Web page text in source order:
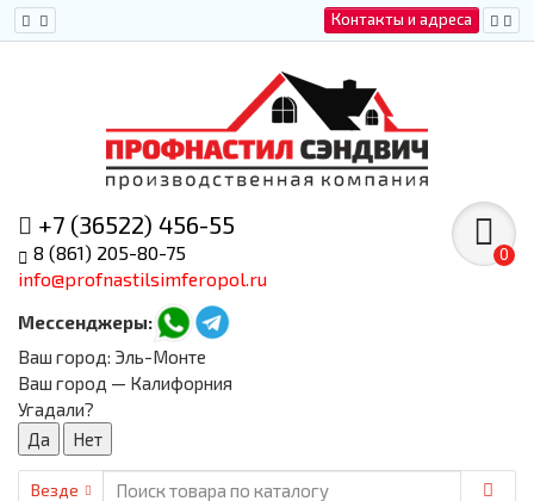
Контакты и адреса
+7 (36522) 456-55
8 (861) 205-80-75
info@profnastilsimferopol.ru
Мессенджеры:
0
Ваш город: Эль-Монте
Ваш город — Калифорния
Угадали?
Везде